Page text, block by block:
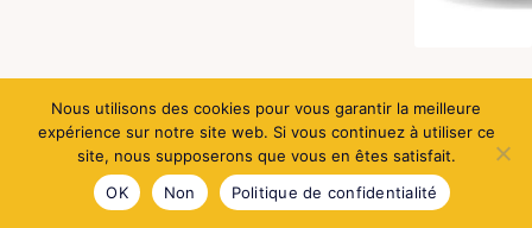
Impérial
89,90€
Orthopédiques POLKA
119,90 € TTC
Nous utilisons des cookies pour vous garantir la meilleure
expérience sur notre site web. Si vous continuez à utiliser ce
site, nous supposerons que vous en êtes satisfait.
OK
Non Politique de confidentialité